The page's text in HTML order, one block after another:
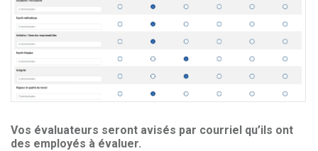
Vos évaluateurs seront avisés par courriel qu’ils ont
des employés à évaluer.